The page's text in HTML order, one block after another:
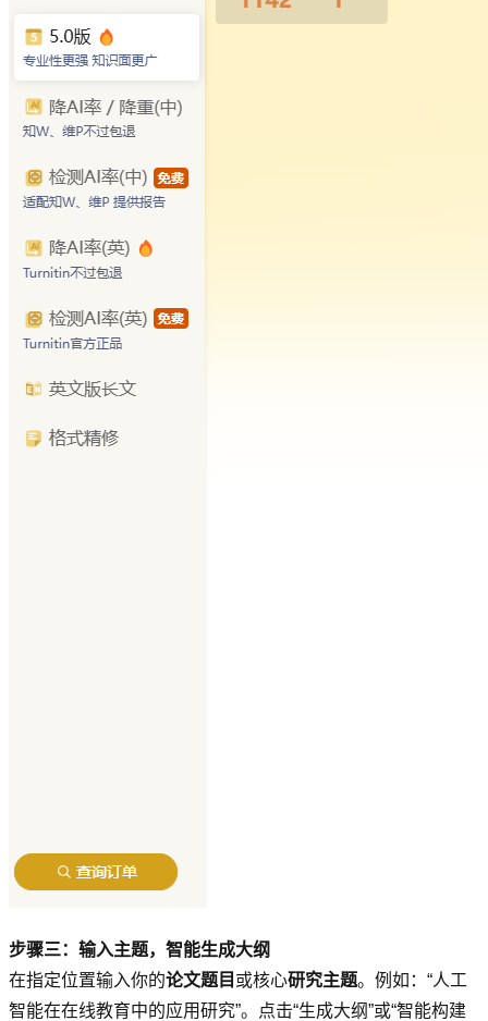
步骤三：输入主题，智能生成大纲
在指定位置输入你的论文题目 或核心研究主题。例如：“人工
智能在在线教育中的应用研究”。点击“生成大纲”或“智能构建